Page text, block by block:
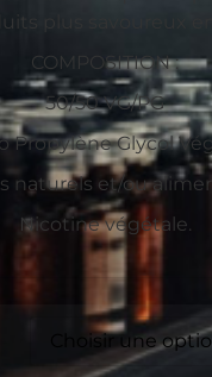
plus savoureux en
COMPOSITION :
50/50 VG/PG
Propylène Glycol
naturels et/ou
Nicotine végétale.